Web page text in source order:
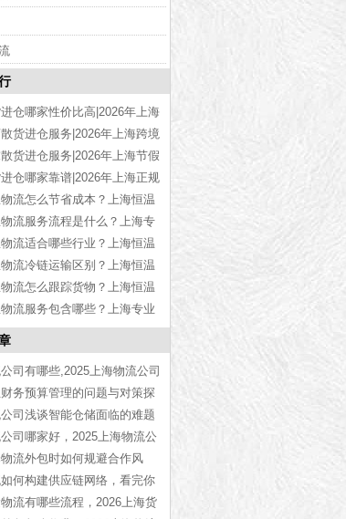
仓哪家性价比高|2026年上海
货进仓【优惠推荐】
货进仓服务|2026年上海跨境
仓【定制方案】
货进仓服务|2026年上海节假
【全年无休】
仓哪家靠谱|2026年上海正规
司【资质齐全】
流怎么节省成本？上海恒温
制技巧【今日更新】
流服务流程是什么？上海专
操作步骤【全网推荐】
流适合哪些行业？上海恒温
业介绍【今日更新】
流冷链运输区别？上海恒温
差异解析【全网更新】
流怎么跟踪货物？上海恒温
踪方式【全网更新】
流服务包含哪些？上海专业
务项目介绍【今日更新】
司有哪些,2025上海物流公司
排名推荐」
务预算管理的问题与对策探
司浅谈智能仓储面临的难题
司哪家好，2025上海物流公
荐】
流外包时如何规避合作风
告诉你
何构建供应链网络，看完你
物流资讯]
流有哪些流程，2026上海货